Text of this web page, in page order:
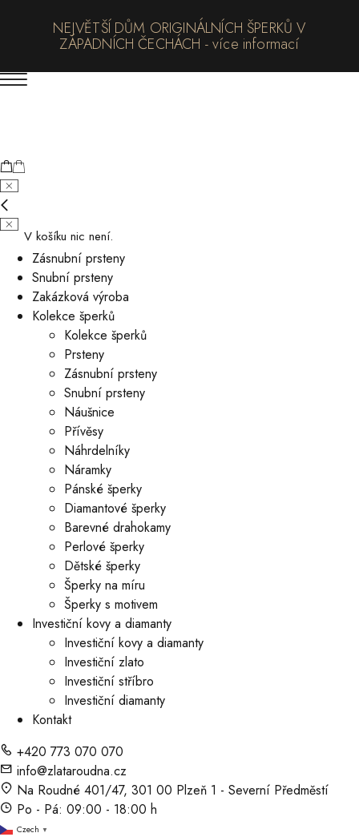
NEJVĚTŠÍ DŮM ORIGINÁLNÍCH ŠPERKŮ V
ZÁPADNÍCH ČECHÁCH - více informací
V košíku nic není.
Zásnubní prsteny
Snubní prsteny
Zakázková výroba
Kolekce šperků
Kolekce šperků
Prsteny
Zásnubní prsteny
Snubní prsteny
Náušnice
Přívěsy
Náhrdelníky
Náramky
Pánské šperky
Diamantové šperky
Barevné drahokamy
Perlové šperky
Dětské šperky
Šperky na míru
Šperky s motivem
Investiční kovy a diamanty
Investiční kovy a diamanty
Investiční zlato
Investiční stříbro
Investiční diamanty
Kontakt
+420 773 070 070
info@zlataroudna.cz
Na Roudné 401/47, 301 00 Plzeň 1 - Severní Předměstí
Po - Pá: 09:00 - 18:00 h
Czech ▼